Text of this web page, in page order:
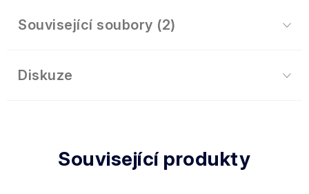
Související soubory (2)
Diskuze
Související produkty